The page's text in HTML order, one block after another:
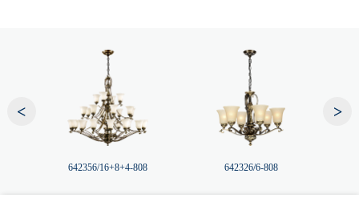
642356/16+8+4-808 642326/6-808
< >